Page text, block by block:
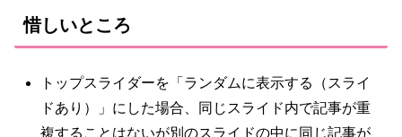
惜しいところ
トップスライダーを「ランダムに表示する（スライ
ドあり）」にした場合、同じスライド内で記事が重
複することはないが別のスライドの中に同じ記事が